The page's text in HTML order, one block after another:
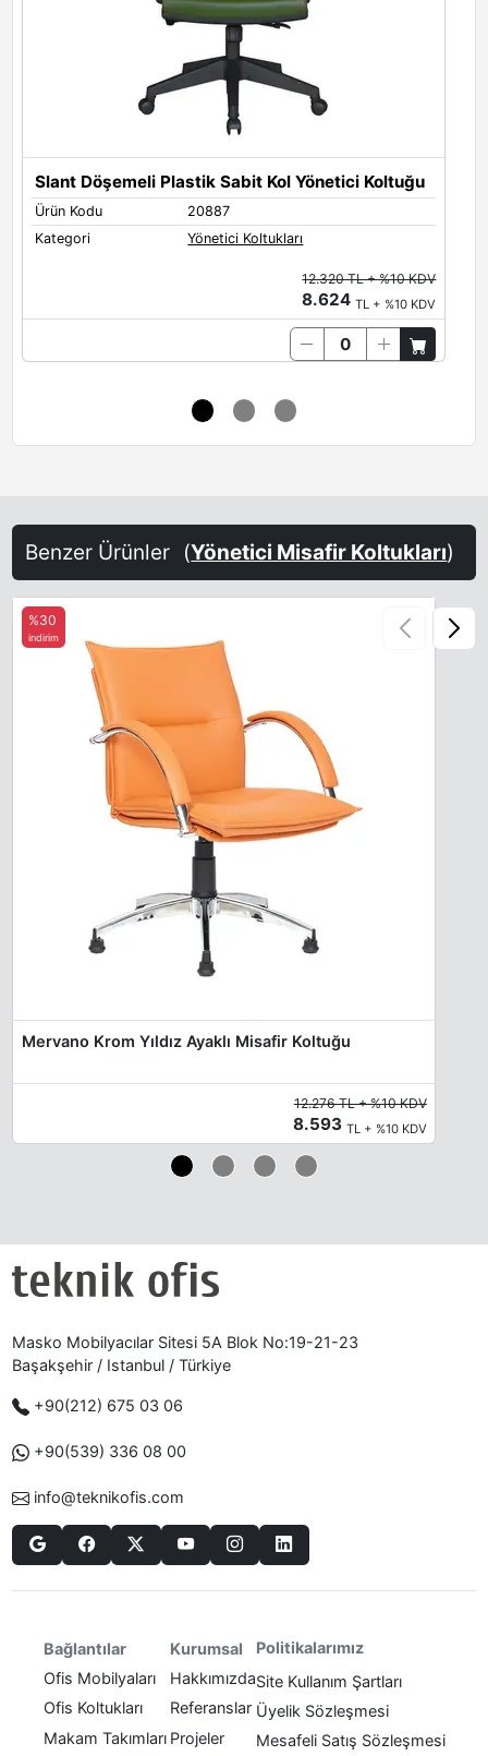
Slant Döşemeli Plastik Sabit Kol Yönetici Koltuğu
Ürün Kodu
20887
Kategori
Yönetici Koltukları
12.320 TL + %10 KDV
8.624TL + %10 KDV
Benzer Ürünler (Yönetici Misafir Koltukları)
Mervano Krom Yıldız Ayaklı Misafir Koltuğu
%30
indirim
12.276 TL + %10 KDV
8.593 TL + %10 KDV
Masko Mobilyacılar Sitesi 5A Blok No:19-21-23
Başakşehir / Istanbul / Türkiye
+90(212) 675 03 06
+90(539) 336 08 00
info@teknikofis.com
Bağlantılar
Ofis Mobilyaları
Ofis Koltukları
Makam Takımları
Kurumsal
Hakkımızda
Referanslar
Projeler
Politikalarımız
Site Kullanım Şartları
Üyelik Sözleşmesi
Mesafeli Satış Sözleşmesi